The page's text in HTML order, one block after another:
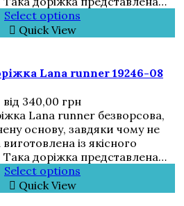
Select options
Quick View
Lana runner 19246-08
від 340,00 грн
Lana runner безворсова,
основу, завдяки чому не
виготовлена із якісного
Така доріжка представлена…
Select options
Quick View